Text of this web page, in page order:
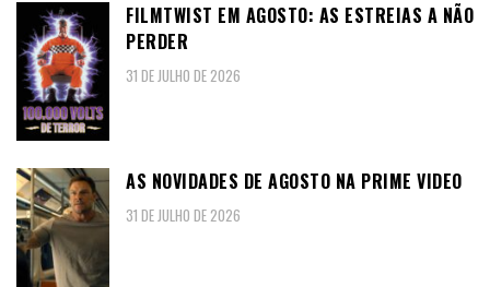
FILMTWIST EM AGOSTO: AS ESTREIAS A NÃO
PERDER
31 DE JULHO DE 2026
AS NOVIDADES DE AGOSTO NA PRIME VIDEO
31 DE JULHO DE 2026